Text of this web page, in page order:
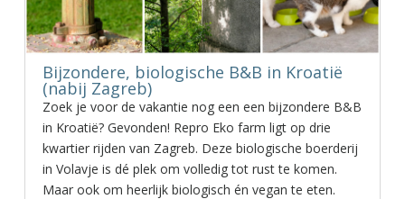
Bijzondere, biologische B&B in Kroatië
(nabij Zagreb)
Zoek je voor de vakantie nog een een bijzondere B&B
in Kroatië? Gevonden! Repro Eko farm ligt op drie
kwartier rijden van Zagreb. Deze biologische boerderij
in Volavje is dé plek om volledig tot rust te komen.
Maar ook om heerlijk biologisch én vegan te eten.